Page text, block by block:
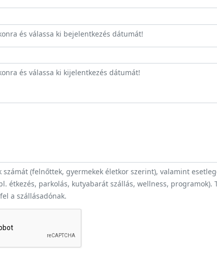
és válassa ki bejelentkezés dátumát!
és válassa ki kijelentkezés dátumát!
számát (felnőttek, gyermekek életkor szerint), valamint
étkezés, parkolás, kutyabarát szállás, wellness, programok).
a szállásadónak.